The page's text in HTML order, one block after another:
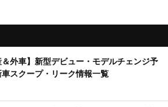
＆外車】新型デビュー・モデルチェンジ予
スクープ・リーク情報一覧